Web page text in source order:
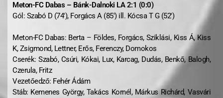
Meton-FC Dabas – Bánk-Dalnoki LA 2:1 (0:0)
Gól: Szabó D (74′), Forgács A (85′) ill. Kócsa T G (52′)
Meton-FC Dabas: Berta – Földes, Forgács, Sziklási, Kiss Á, Kiss
K, Zsigmond, Lettner, Erős, Ferenczy, Domokos
Cserék: Szabó, Csúri, Kókai, Lux, Karcag, Dudás, Benkő, Balogh,
Czerula, Fritz
Vezetőedző: Fehér Ádám
Stáb: Kemenes György, Takács Kornél, Márkus Richárd, Vasvári